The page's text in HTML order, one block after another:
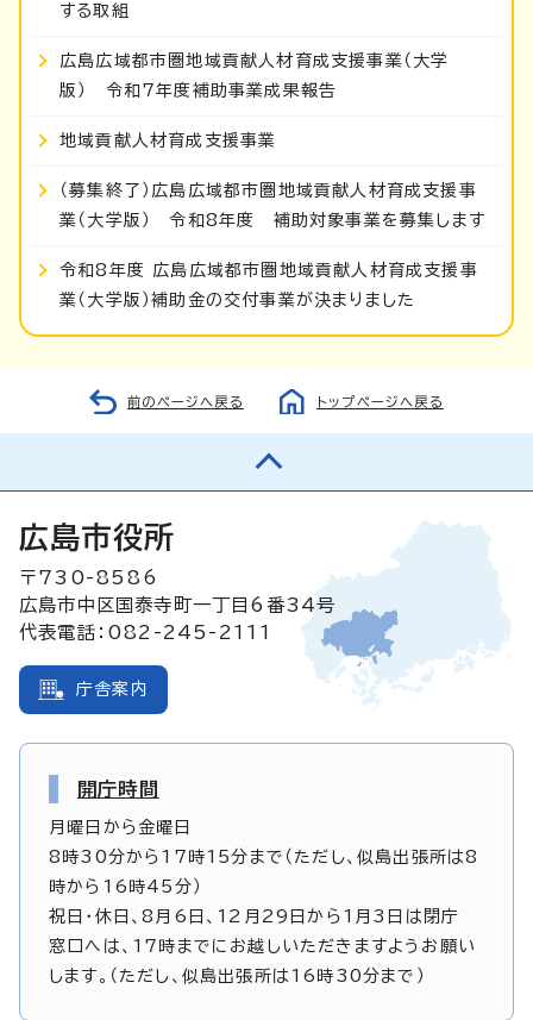
する取組
広島広域都市圏地域貢献人材育成支援事業（大学
版） 令和7年度補助事業成果報告
地域貢献人材育成支援事業
（募集終了）広島広域都市圏地域貢献人材育成支援事
業（大学版） 令和8年度 補助対象事業を募集します
令和8年度 広島広域都市圏地域貢献人材育成支援事
業（大学版）補助金の交付事業が決まりました
前のページへ戻る トップページへ戻る
広島市役所
〒730-8586
広島市中区国泰寺町一丁目6番34号
代表電話：082-245-2111
庁舎案内
開庁時間
月曜日から金曜日
8時30分から17時15分まで（ただし、似島出張所は8
時から16時45分）
祝日・休日、8月6日、12月29日から1月3日は閉庁
窓口へは、17時までにお越しいただきますようお願い
します。（ただし、似島出張所は16時30分まで）